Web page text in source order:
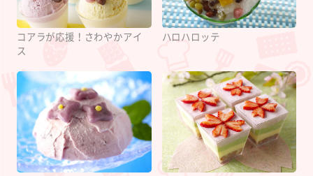
コアラが応援！さわやかアイ
ス
ハロハロッテ